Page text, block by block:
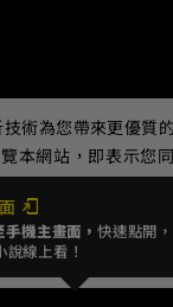
Digital
手機主畫面，快速點開，
線上看！
術為您帶來更優質
本網站，即表示您
訊請見隱私權政策。
我同意